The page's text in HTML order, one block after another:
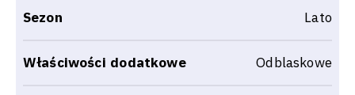
Sezon Lato
Właściwości dodatkowe Odblaskowe